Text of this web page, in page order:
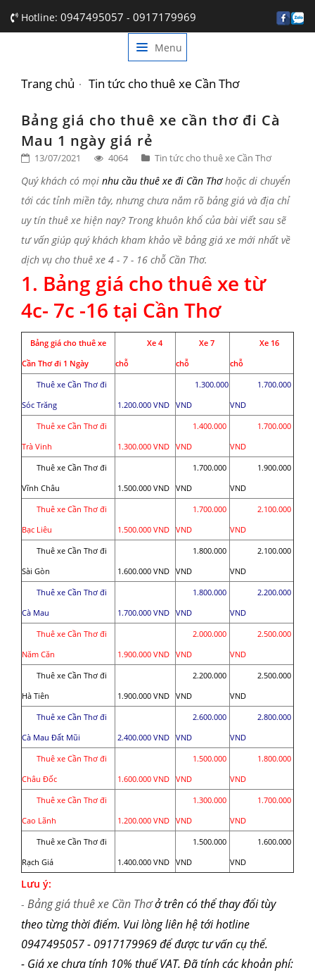
Hotline: 0947495057 - 0917179969
Menu
GIỚI THIỆU
DỊCH VỤ
BẢNG GIÁ
TIN TỨC
LIÊN HỆ
Trang chủ Tin tức cho thuê xe Cần Thơ
Bảng giá cho thuê xe cần thơ đi Cà
Mau 1 ngày giá rẻ
13/07/2021 4064 Tin tức cho thuê xe Cần Thơ
Quý khách có mọi nhu cầu thuê xe đi Cần Thơ hoặc di chuyển
tới các tỉnh miền tây, nhưng chưa nắm rõ bảng giá và địa chỉ
uy tín thuê xe hiện nay? Trong khuôn khổ của bài viết sau sẽ
tư vấn giúp quý khách kham khảo về bảng giá xe mới nhất về
dịch vụ cho thuê xe 4 - 7 - 16 chỗ Cần Thơ.
1. Bảng giá cho thuê xe từ
4c- 7c -16 tại Cần Thơ
Bảng giá cho thuê xe
Cần Thơ đi 1 Ngày
Xe 4
chỗ
Xe 7
chỗ
Xe 16
chỗ
Thuê xe Cần Thơ đi
Sóc Trăng
1.200.000 VND
1.300.000
VND
1.700.000
VND
Thuê xe Cần Thơ đi
Trà Vinh
1.300.000 VND
1.400.000
VND
1.700.000
VND
Thuê xe Cần Thơ đi
Vĩnh Châu
1.500.000 VND
1.700.000
VND
1.900.000
VND
Thuê xe Cần Thơ đi
Bạc Liêu
1.500.000 VND
1.700.000
VND
2.100.000
VND
Thuê xe Cần Thơ đi
Sài Gòn
1.600.000 VND
1.800.000
VND
2.100.000
VND
Thuê xe Cần Thơ đi
Cà Mau
1.700.000 VND
1.800.000
VND
2.200.000
VND
Thuê xe Cần Thơ đi
Năm Căn
1.900.000 VND
2.000.000
VND
2.500.000
VND
Thuê xe Cần Thơ đi
Hà Tiên
1.900.000 VND
2.200.000
VND
2.500.000
VND
Thuê xe Cần Thơ đi
Cà Mau Đất Mũi
2.400.000 VND
2.600.000
VND
2.800.000
VND
Thuê xe Cần Thơ đi
Châu Đốc
1.600.000 VND
1.500.000
VND
1.800.000
VND
Thuê xe Cần Thơ đi
Cao Lãnh
1.200.000 VND
1.300.000
VND
1.700.000
VND
Thuê xe Cần Thơ đi
Rạch Giá
1.400.000 VND
1.500.000
VND
1.600.000
VND
Lưu ý:
- Bảng giá thuê xe Cần Thơở trên có thể thay đổi tùy
theo từng thời điểm. Vui lòng liên hệ tớihotline
0947495057 - 0917179969để được tư vấn cụ thể.
- Giá xe chưa tính 10% thuế VAT. Đã tính các khoản phí: